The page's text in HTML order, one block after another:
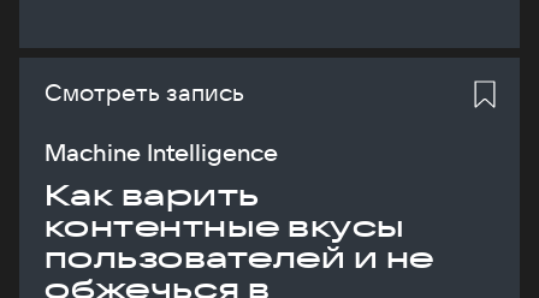
Смотреть запись
Machine Intelligence
Как варить
контентные вкусы
пользователей и не
обжечься в